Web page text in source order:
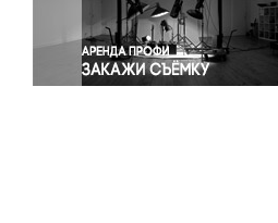
Экология
Экономика и бизнес